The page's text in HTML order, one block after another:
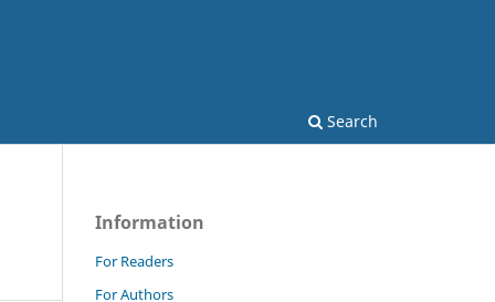
Search
Information
For Readers
For Authors